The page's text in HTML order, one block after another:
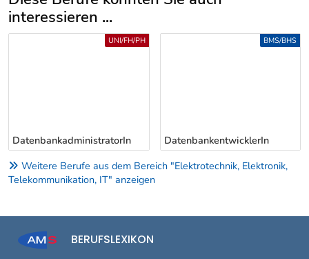
interessieren ...
Uber weitere Berufsvorschläge
DatenbankadministratorIn
UNI/FH/PH
DatenbankentwicklerIn
BMS/BHS
Weitere Berufe aus dem Bereich "Elektrotechnik, Elektronik,
Telekommunikation, IT" anzeigen
BERUFSLEXIKON